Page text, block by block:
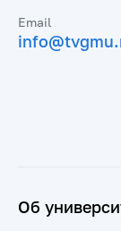
Email
Об